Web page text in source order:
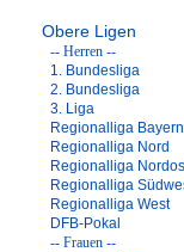
Obere Ligen
-- Herren --
1. Bundesliga
2. Bundesliga
3. Liga
Regionalliga Bayern
Regionalliga Nord
Regionalliga
Regionalliga
Regionalliga West
DFB-Pokal
-- Frauen --